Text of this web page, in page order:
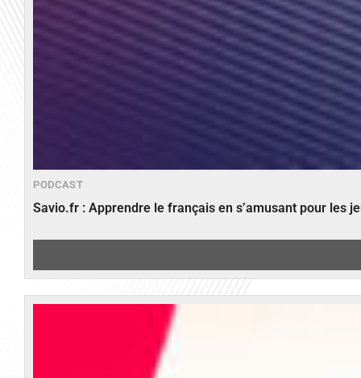
PODCAST
Savio.fr : Apprendre le français en s’amusant pour les